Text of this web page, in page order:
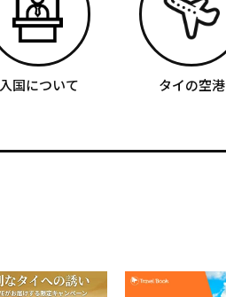
入国について タイの空港